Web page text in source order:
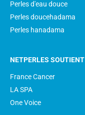
Perles d'eau douce
Perles doucehadama
Perles hanadama
NETPERLES SOUTIENT
France Cancer
LA SPA
One Voice